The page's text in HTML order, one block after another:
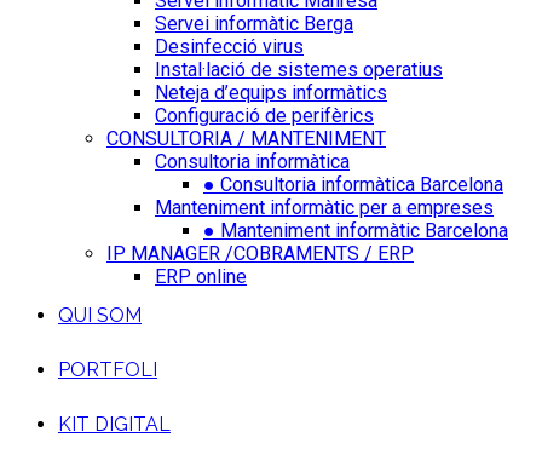
Servei informàtic Berga
Desinfecció virus
Instal·lació de sistemes operatius
Neteja d’equips informàtics
Configuració de perifèrics
CONSULTORIA / MANTENIMENT
Consultoria informàtica
● Consultoria informàtica Barcelona
Manteniment informàtic per a empreses
● Manteniment informàtic Barcelona
IP MANAGER /COBRAMENTS / ERP
ERP online
QUI SOM
PORTFOLI
KIT DIGITAL